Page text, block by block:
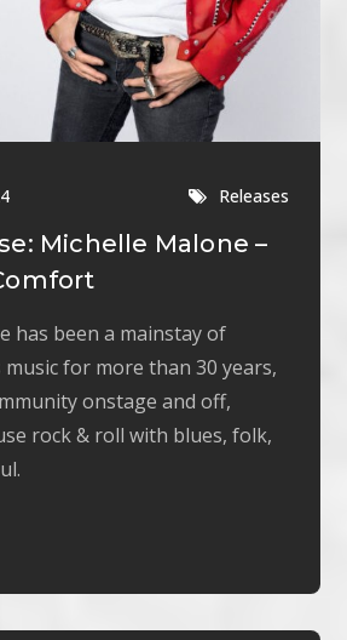
Releases
Michelle Malone –
has been a mainstay of
for more than 30 years,
onstage and off,
rock & roll with blues, folk,